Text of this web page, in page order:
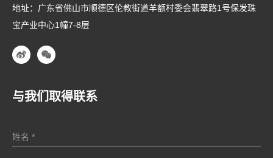
地址：广东省佛山市顺德区伦教街道羊额村委会翡翠路1号保发珠
宝产业中心1幢7-8层
与我们取得联系